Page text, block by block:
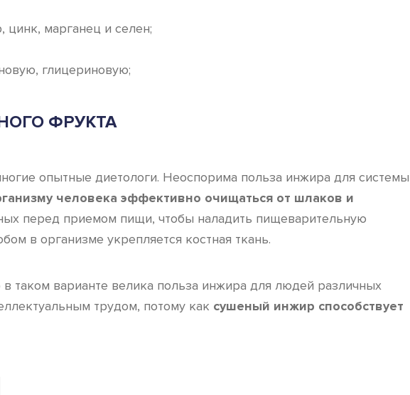
марганец и селен;
глицериновую;
ФРУКТА
опытные диетологи. Неоспорима польза инжира для системы
человека эффективно очищаться от шлаков и
перед приемом пищи, чтобы наладить пищеварительную
в организме укрепляется костная ткань.
варианте велика польза инжира для людей различных
трудом, потому как сушеный инжир способствует